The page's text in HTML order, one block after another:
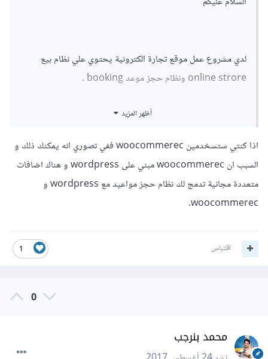
لدي مشروع عمل موقع تجارة الكترونية يحتوي علي نظام بيع
online strore ونظام حجز موعد booking .
من خلال بحثي افضل المنصات platform
والاخر يجب عليك اضافتة او شراءة.
هل يوجد منصة الكترونية platform تجمع النظامين ويكون
مجاني او على الاقل يوجد مدة تجريبية؟
أظهر المزيد
اذا كنتي ستسخدمين woocommerec ففي تصوري انه يمكنك ذلك و
السبب ان woocommerec مبني على wordpress و هناك اضافات
متعددة مجانية تدمج لك نظام حجز مواعيد مع wordpress و
woocommerec.
1 اقتباس
0
محمد بنرجب